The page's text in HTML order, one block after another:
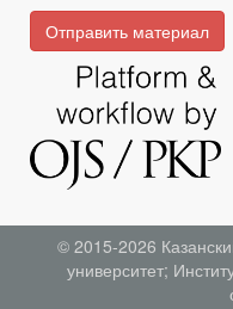
Отправить материал
© 2015-2026
университет;